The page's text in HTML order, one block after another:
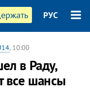
РУС
, 10:00
в Раду,
все шансы